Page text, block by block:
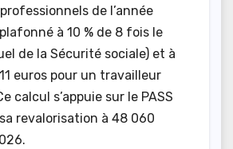
de l’année
à 10 % de 8 fois le
de la Sécurité sociale) et à
euros pour un travailleur
calcul s’appuie sur le PASS
revalorisation à 48 060